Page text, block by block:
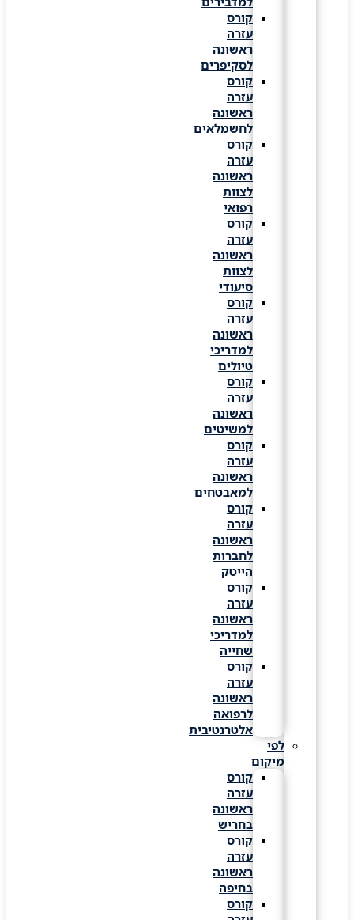
קורס
עזרה
ראשונה
לסקיפרים
קורס
עזרה
ראשונה
לחשמלאים
קורס
עזרה
ראשונה
לצוות
רפואי
קורס
עזרה
ראשונה
לצוות
סיעודי
קורס
עזרה
ראשונה
למדריכי
טיולים
קורס
עזרה
ראשונה
למשיטים
קורס
עזרה
ראשונה
למאבטחים
קורס
עזרה
ראשונה
לחברות
הייטק
קורס
עזרה
ראשונה
למדריכי
שחייה
קורס
עזרה
ראשונה
לרפואה
אלטרנטיבית
לפי
מיקום
קורס
עזרה
ראשונה
בחריש
קורס
עזרה
ראשונה
בחיפה
קורס